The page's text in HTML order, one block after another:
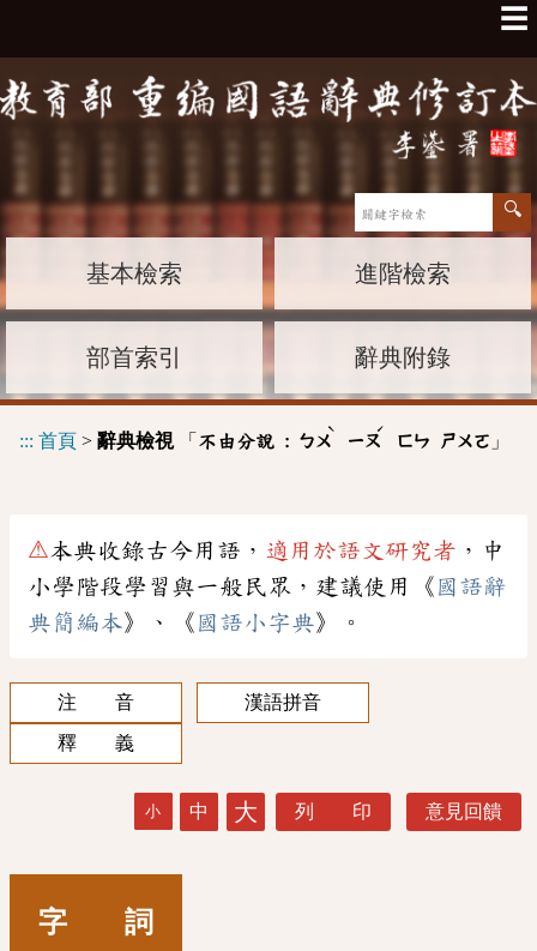
☰
基本檢索 進階檢索
部首索引 辭典附錄
::: 首頁 > 辭典檢視「 不由分說 : ㄅㄨ
ˋ
ㄧㄡ
ˊ
ㄈㄣ ㄕㄨㄛ 」
⚠本典收錄古今用語， 適用於語文研究者 ，中
小學階段學習與一般民眾，建議使用《 國語辭
典簡編本》、《 國語小字典》。
注 音
漢語拼音
釋 義
小 中 大 列 印 意見回饋
字 詞